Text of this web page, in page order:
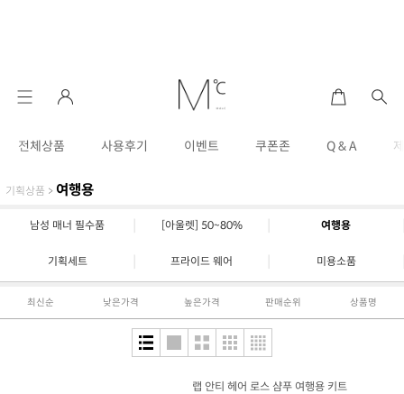
전체상품 사용후기 이벤트 쿠폰존 Q & A
기획상품 > 여행용
남성 매너 필수품 [아울렛] 50~80% 여행용
기획세트 프라이드 웨어 미용소품
최신순 낮은가격 높은가격 판매순위 상품명
랩 안티 헤어 로스 샴푸 여행용 키트